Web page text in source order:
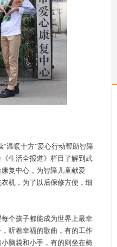
暖十方”爱心行动帮助智障
生活全报道》栏目了解到武
复中心，为智障儿童献爱
机，为了以后保修方便，细
个孩子都能成为世界上最幸
听着幸福的歌曲，有的工作
脑袋和小手，有的则坐在椅